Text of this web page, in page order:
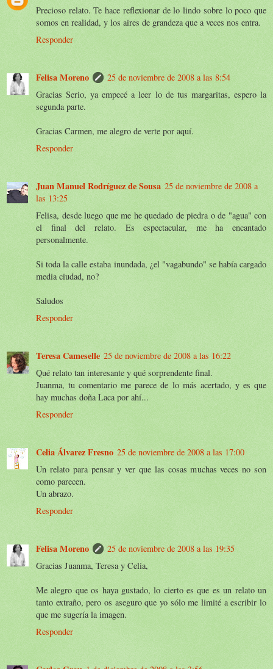
Precioso relato. Te hace reflexionar de lo lindo sobre lo poco que
somos en realidad, y los aires de grandeza que a veces nos entra.
Responder
Felisa Moreno
25 de noviembre de 2008 a las 8:54
Gracias Serio, ya empecé a leer lo de tus margaritas, espero la
segunda parte.
Gracias Carmen, me alegro de verte por aquí.
Responder
Juan Manuel Rodríguez de Sousa 25 de noviembre de 2008 a
las 13:25
Felisa, desde luego que me he quedado de piedra o de "agua" con
el final del relato. Es espectacular, me ha encantado
personalmente.
Si toda la calle estaba inundada, ¿el "vagabundo" se había cargado
media ciudad, no?
Saludos
Responder
Teresa Cameselle 25 de noviembre de 2008 a las 16:22
Qué relato tan interesante y qué sorprendente final.
Juanma, tu comentario me parece de lo más acertado, y es que
hay muchas doña Laca por ahí...
Responder
Celia Álvarez Fresno 25 de noviembre de 2008 a las 17:00
Un relato para pensar y ver que las cosas muchas veces no son
como parecen.
Un abrazo.
Responder
Felisa Moreno
25 de noviembre de 2008 a las 19:35
Gracias Juanma, Teresa y Celia,
Me alegro que os haya gustado, lo cierto es que es un relato un
tanto extraño, pero os aseguro que yo sólo me limité a escribir lo
que me sugería la imagen.
Responder